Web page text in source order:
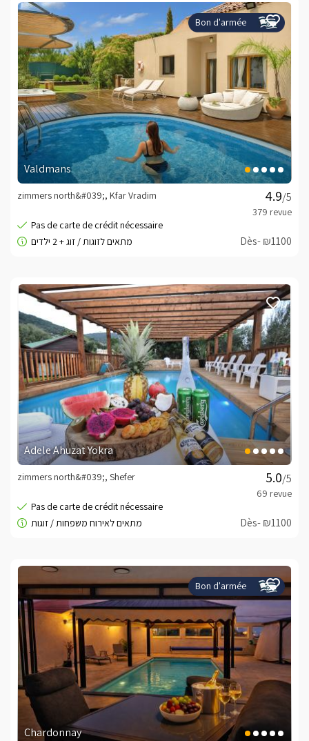
Bon d'armée
Valdmans
/5
zimmers north&#039;, Kfar Vradim
Dès- ₪1100
Adele Ahuzat Yokra
/5
zimmers north&#039;, Shefer
Dès- ₪1100
Bon d'armée
Chardonnay